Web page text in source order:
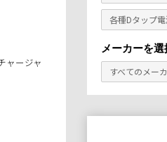
各種Dタップ
メーカーを選
すべてのメー
ャージャ